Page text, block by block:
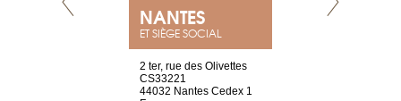
NANTES
ET SIÈGE SOCIAL
2 ter, rue des Olivettes
CS33221
44032 Nantes Cedex 1